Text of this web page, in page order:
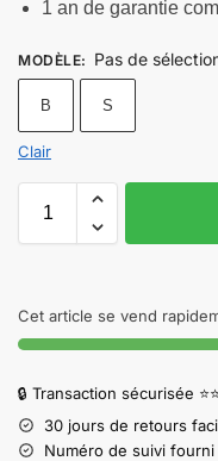
1 an de garantie
MODÈLE: Pas de
B S
Clair
Cet article se vend
🔒 Transaction sécurisée
30 jours de retours
Numéro de suivi